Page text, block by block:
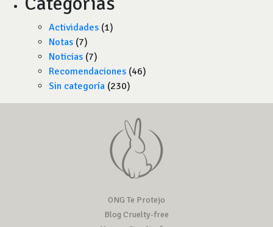
Actividades (1)
Notas (7)
Noticias (7)
Recomendaciones (46)
Sin categoría (230)
ONG Te Protejo
Blog Cruelty-free